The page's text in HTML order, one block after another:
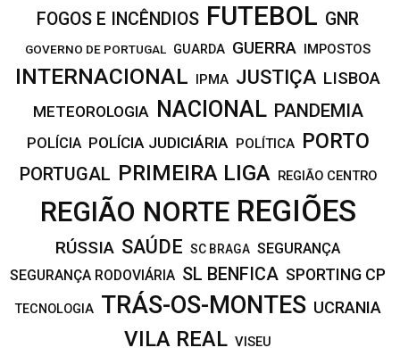
FOGOS E INCÊNDIOS FUTEBOL GNR
GOVERNO DE PORTUGAL GUARDA GUERRA IMPOSTOS
INTERNACIONAL IPMA JUSTIÇA LISBOA
METEOROLOGIA NACIONAL PANDEMIA
POLÍCIA POLÍCIA JUDICIÁRIA POLÍTICA PORTO
PORTUGAL PRIMEIRA LIGA REGIÃO CENTRO
REGIÃO NORTE REGIÕES
RÚSSIA SAÚDE SC BRAGA SEGURANÇA
SEGURANÇA RODOVIÁRIA SL BENFICA SPORTING CP
TECNOLOGIA TRÁS-OS-MONTES UCRANIA
VILA REAL VISEU